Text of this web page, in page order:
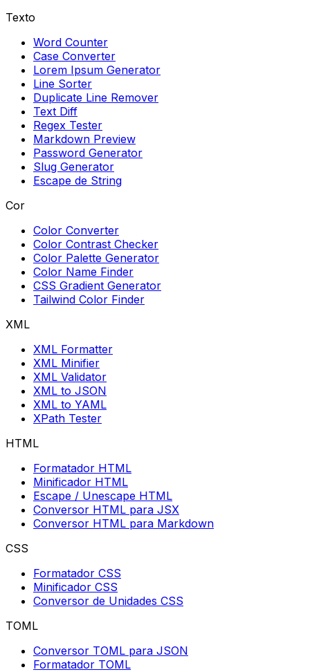
Texto
Word Counter
Case Converter
Lorem Ipsum Generator
Line Sorter
Duplicate Line Remover
Text Diff
Regex Tester
Markdown Preview
Password Generator
Slug Generator
Escape de String
Cor
Color Converter
Color Contrast Checker
Color Palette Generator
Color Name Finder
CSS Gradient Generator
Tailwind Color Finder
XML
XML Formatter
XML Minifier
XML Validator
XML to JSON
XML to YAML
XPath Tester
HTML
Formatador HTML
Minificador HTML
Escape / Unescape HTML
Conversor HTML para JSX
Conversor HTML para Markdown
CSS
Formatador CSS
Minificador CSS
Conversor de Unidades CSS
TOML
Conversor TOML para JSON
Formatador TOML